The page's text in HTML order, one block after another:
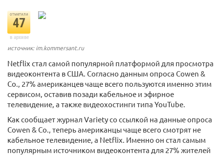
отметили
47
в архиве
источник: im.kommersant.ru
Netflix стал самой популярной платформой для просмотра
видеоконтента в США. Согласно данным опроса Cowen &
Co., 27% американцев чаще всего пользуются именно этим
сервисом, оставив позади кабельное и эфирное
телевидение, а также видеохостинги типа YouTube.
Как сообщает журнал Variety со ссылкой на данные опроса
Cowen & Co., теперь американцы чаще всего смотрят не
кабельное телевидение, а Netflix. Именно он стал самым
популярным источником видеоконтента для 27% жителей